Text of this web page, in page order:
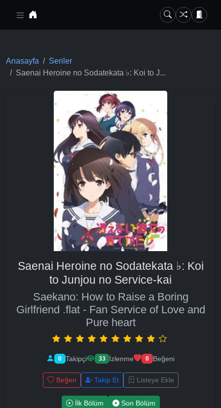
Anasayfa
Seriler
Saenai Heroine no Sodatekata ♭: Koi to J...
Saenai Heroine no Sodatekata ♭: Koi
to Junjou no Service-kai
Saekano: How to Raise a Boring
Girlfriend .flat - Fan Service of Love and
Pure heart
0 Takipçi 33 İzlenme 0 Beğeni
Beğen Takip Et Listeye Ekle
İlk Bölüm Son Bölüm